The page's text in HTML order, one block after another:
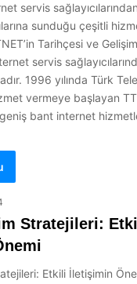
servis
sunduğu çeşitli
Tarihçesi ve
servis
1996 yılında Türk
vermeye başlayan
bant internet
Stratejileri:
Etkili İletişimin